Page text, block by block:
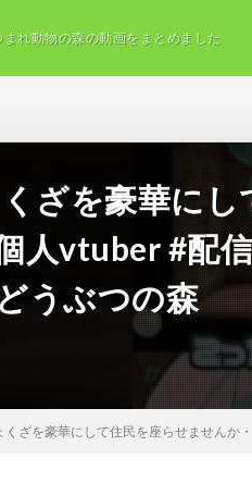
まれ動物の森の動画をまとめました
くざを豪華に
vtuber #配
うぶつの森
くざを豪華にして住民を座らせません